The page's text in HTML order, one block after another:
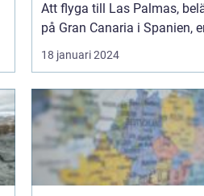
Att flyga till Las Palmas,
på Gran Canaria i Spanien,
18 januari 2024